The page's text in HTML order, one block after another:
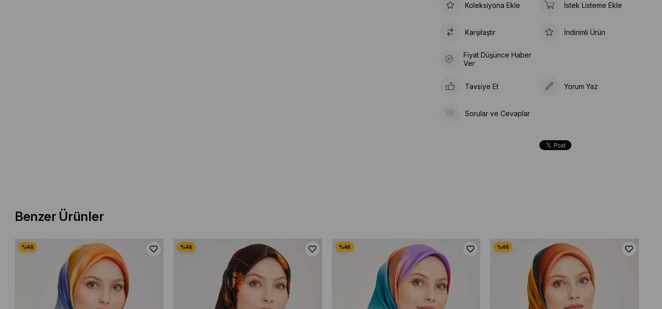
Koleksiyona Ekle İstek Listeme Ekle
Karşılaştır İndirimli Ürün
Fiyat Düşünce Haber
Ver
Tavsiye Et Yorum Yaz
Sorular ve Cevaplar
Benzer Ürünler